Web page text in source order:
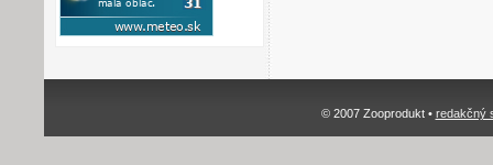
© 2007 Zooprodukt • redakčný